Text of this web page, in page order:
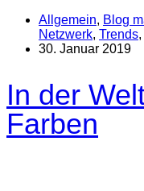
Allgemein, Blog
Netzwerk, Trends,
30. Januar 2019
In der
Farben